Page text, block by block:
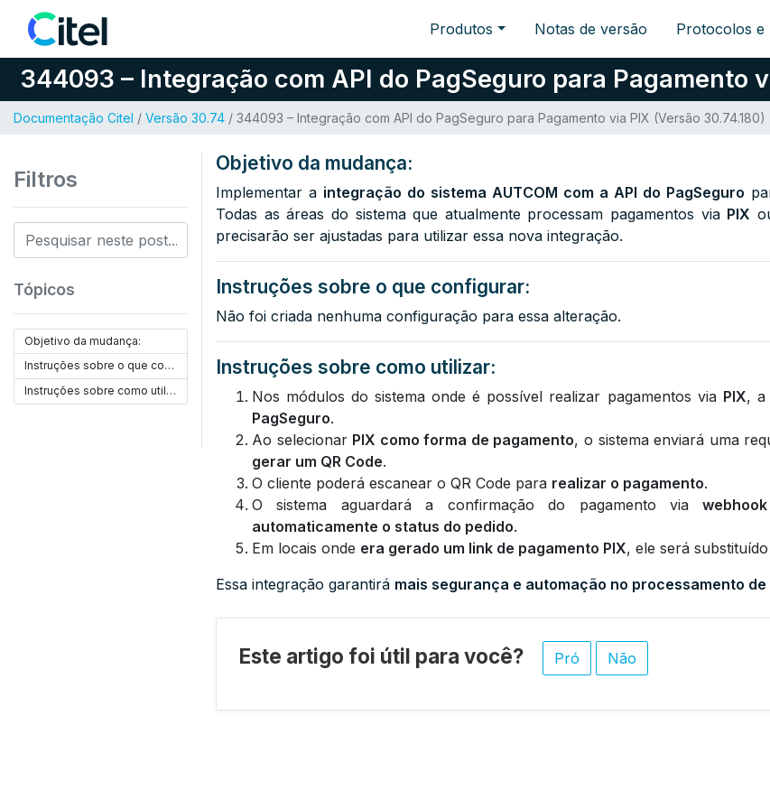
Pular para o conteúdo Produtos Notas de versão Protocolos e
344093 – Integração com API do PagSeguro para Pagamento
Documentação Citel / Versão 30.74 / 344093 – Integração com API do PagSeguro para Pagamento via PIX (Versão 30.74.180)
Filtros
Tópicos
Objetivo da mudança:
Instruções sobre o que configurar:
Instruções sobre como utilizar:
Objetivo da mudança:
Implementar a integração do sistema AUTCOM com a API do PagSeguro
Todas as áreas do sistema que atualmente processam pagamentos via PIX
precisarão ser ajustadas para utilizar essa nova integração.
Instruções sobre o que configurar:
Não foi criada nenhuma configuração para essa alteração.
Instruções sobre como utilizar:
Nos módulos do sistema onde é possível realizar pagamentos via PIX, a
PagSeguro.
Ao selecionar PIX como forma de pagamento, o sistema enviará uma
gerar um QR Code.
O cliente poderá escanear o QR Code para realizar o pagamento.
O sistema aguardará a confirmação do pagamento viawebhook
automaticamente o status do pedido.
Em locais onde era gerado um link de pagamento PIX, ele será
Essa integração garantirá mais segurança e automação no processamento de
Este artigo foi útil para você? Pró Não